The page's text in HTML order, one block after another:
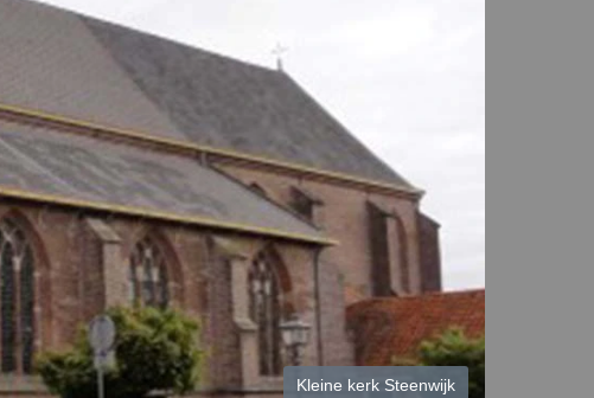
Kleine kerk Steenwijk